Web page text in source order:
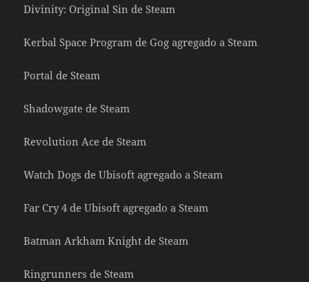
Divinity: Original Sin de Steam
Kerbal Space Program de Gog agregado a Steam
Portal de Steam
Shadowgate de Steam
Revolution Ace de Steam
Watch Dogs de Ubisoft agregado a Steam
Far Cry 4 de Ubisoft agregado a Steam
Batman Arkham Knight de Steam
Ringrunners de Steam